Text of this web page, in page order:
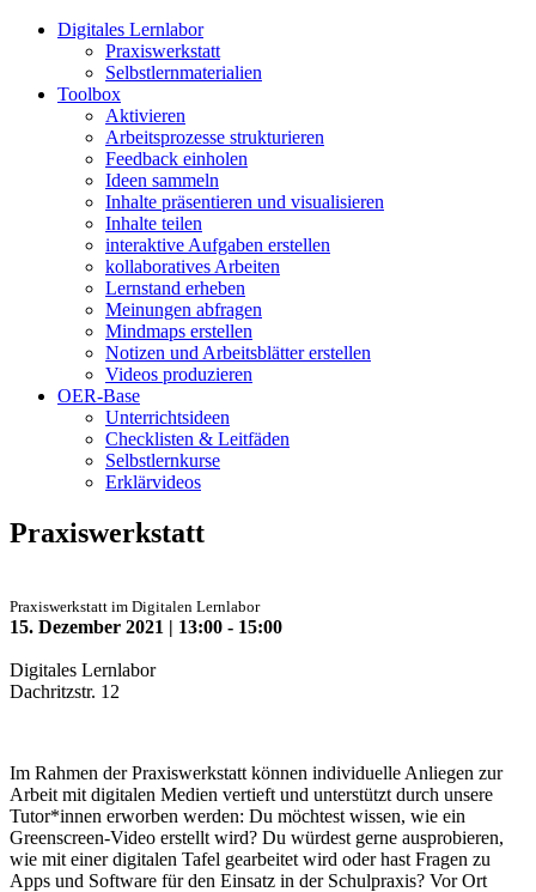
Digitales Lernlabor
Praxiswerkstatt
Selbstlernmaterialien
Toolbox
Aktivieren
Arbeitsprozesse strukturieren
Feedback einholen
Ideen sammeln
Inhalte präsentieren und visualisieren
Inhalte teilen
interaktive Aufgaben erstellen
kollaboratives Arbeiten
Lernstand erheben
Meinungen abfragen
Mindmaps erstellen
Notizen und Arbeitsblätter erstellen
Videos produzieren
OER-Base
Unterrichtsideen
Checklisten & Leitfäden
Selbstlernkurse
Erklärvideos
Praxiswerkstatt
Praxiswerkstatt im Digitalen Lernlabor
15. Dezember 2021 | 13:00 - 15:00
Digitales Lernlabor
Dachritzstr. 12
Im Rahmen der Praxiswerkstatt können individuelle Anliegen zur
Arbeit mit digitalen Medien vertieft und unterstützt durch unsere
Tutor*innen erworben werden: Du möchtest wissen, wie ein
Greenscreen-Video erstellt wird? Du würdest gerne ausprobieren,
wie mit einer digitalen Tafel gearbeitet wird oder hast Fragen zu
Apps und Software für den Einsatz in der Schulpraxis? Vor Ort